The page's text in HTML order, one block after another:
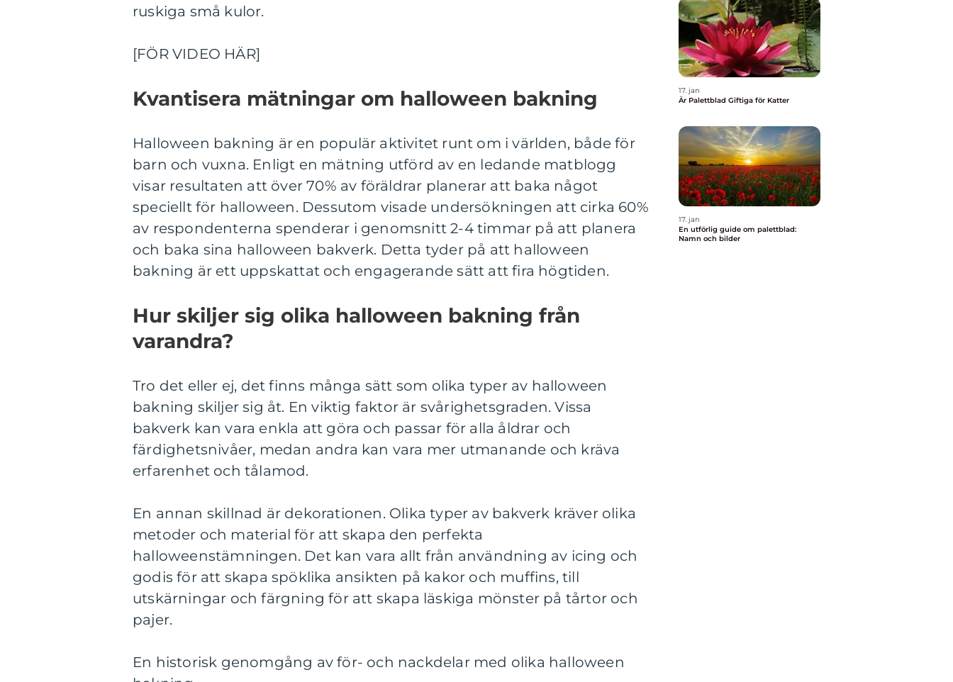
ruskiga små kulor.
[FÖR VIDEO HÄR]
Kvantisera mätningar om halloween bakning
Halloween bakning är en populär aktivitet runt om i världen, både för
barn och vuxna. Enligt en mätning utförd av en ledande matblogg
visar resultaten att över 70% av föräldrar planerar att baka något
speciellt för halloween. Dessutom visade undersökningen att cirka 60%
av respondenterna spenderar i genomsnitt 2-4 timmar på att planera
och baka sina halloween bakverk. Detta tyder på att halloween
bakning är ett uppskattat och engagerande sätt att fira högtiden.
Hur skiljer sig olika halloween bakning från
varandra?
Tro det eller ej, det finns många sätt som olika typer av halloween
bakning skiljer sig åt. En viktig faktor är svårighetsgraden. Vissa
bakverk kan vara enkla att göra och passar för alla åldrar och
färdighetsnivåer, medan andra kan vara mer utmanande och kräva
erfarenhet och tålamod.
En annan skillnad är dekorationen. Olika typer av bakverk kräver olika
metoder och material för att skapa den perfekta
halloweenstämningen. Det kan vara allt från användning av icing och
godis för att skapa spöklika ansikten på kakor och muffins, till
utskärningar och färgning för att skapa läskiga mönster på tårtor och
pajer.
En historisk genomgång av för- och nackdelar med olika halloween
17. jan
Är Palettblad Giftiga för Katter
17. jan
En utförlig guide om palettblad:
Namn och bilder